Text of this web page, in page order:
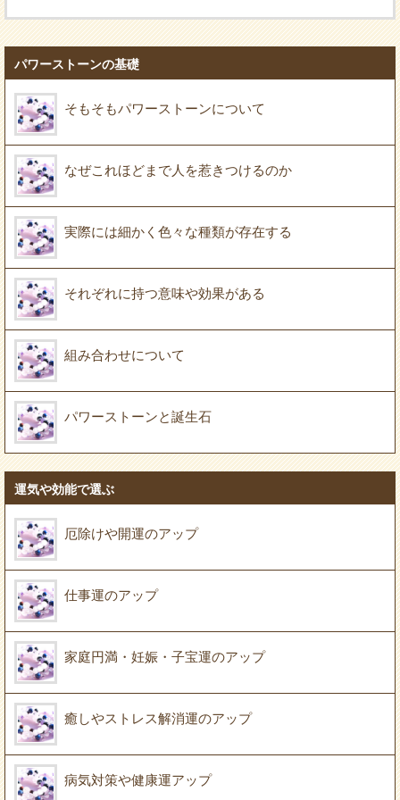
パワーストーンの基礎
そもそもパワーストーンについて
なぜこれほどまで人を惹きつけるのか
実際には細かく色々な種類が存在する
それぞれに持つ意味や効果がある
組み合わせについて
パワーストーンと誕生石
運気や効能で選ぶ
厄除けや開運のアップ
仕事運のアップ
家庭円満・妊娠・子宝運のアップ
癒しやストレス解消運のアップ
病気対策や健康運アップ